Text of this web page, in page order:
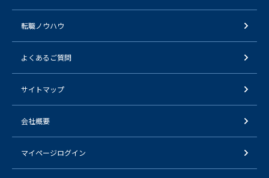
転職ノウハウ
よくあるご質問
サイトマップ
会社概要
マイページログイン